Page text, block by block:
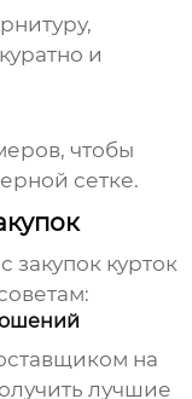
и
чтобы
сетке.
закупок курток
на
лучшие